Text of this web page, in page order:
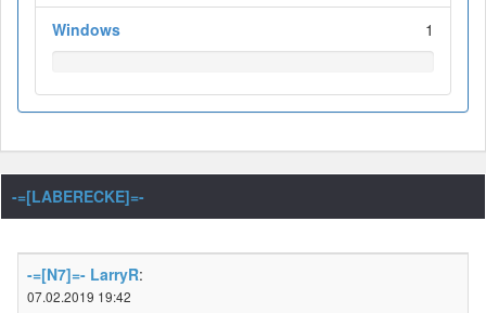
Windows 1
-=[LABERECKE]=-
-=[N7]=- LarryR:
07.02.2019 19:42